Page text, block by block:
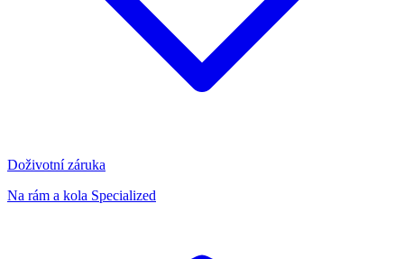
Doživotní záruka
Na rám a kola Specialized